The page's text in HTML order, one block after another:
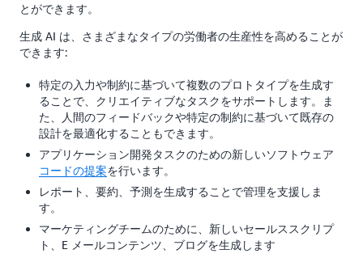
とができます。
生成 AI は、さまざまなタイプの労働者の生産性を高めることが
できます:
特定の入力や制約に基づいて複数のプロトタイプを生成す
ることで、クリエイティブなタスクをサポートします。ま
た、人間のフィードバックや特定の制約に基づいて既存の
設計を最適化することもできます。
アプリケーション開発タスクのための新しいソフトウェア
コードの提案を行います。
レポート、要約、予測を生成することで管理を支援しま
す。
マーケティングチームのために、新しいセールススクリプ
ト、E メールコンテンツ、ブログを生成します